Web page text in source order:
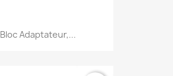
Bloc Adaptateur,...